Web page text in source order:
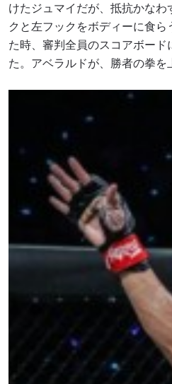
けたジュマイだが、抵抗かなわ
クと左フックをボディーに食
た時、審判全員のスコアボード
た。アベラルドが、勝者の拳を